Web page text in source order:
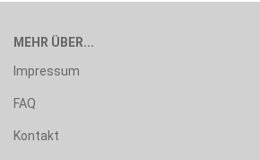
MEHR ÜBER...
Impressum
FAQ
Kontakt